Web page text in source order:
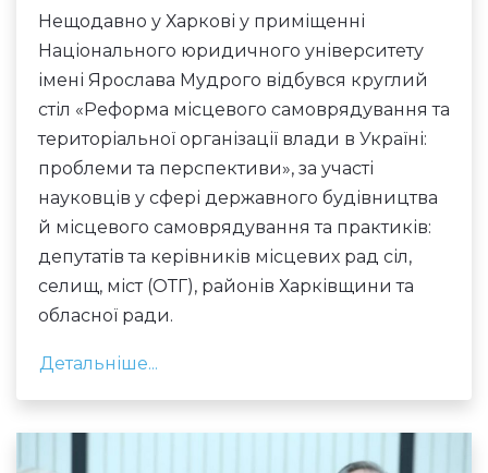
Нещодавно у Харкові у приміщенні
Національного юридичного університету
імені Ярослава Мудрого відбувся круглий
стіл «Реформа місцевого самоврядування та
територіальної організації влади в Україні:
проблеми та перспективи», за участі
науковців у сфері державного будівництва
й місцевого самоврядування та практиків:
депутатів та керівників місцевих рад сіл,
селищ, міст (ОТГ), районів Харківщини та
обласної ради.
Детальніше...